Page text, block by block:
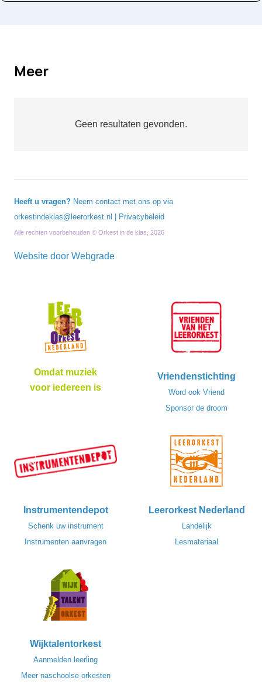
Meer
Geen resultaten gevonden.
Omdat muziek
voor iedereen is
Vriendenstichting
Word ook Vriend
Sponsor de droom
Instrumentendepot
Schenk uw instrument
Instrumenten aanvragen
Leerorkest Nederland
Landelijk
Lesmateriaal
Wijktalentorkest
Aanmelden leerling
Meer naschoolse orkesten
Heeft u vragen? Neem contact met ons op via
orkestindeklas@leerorkest.nl
Privacybeleid
Alle rechten voorbehouden © Orkest in de klas, 2026
Website door Webgrade